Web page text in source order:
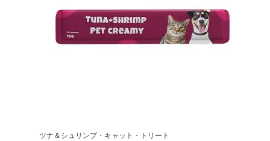
ツナ＆シュリンプ・キャット・トリート